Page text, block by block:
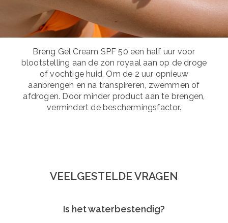
Breng Gel Cream SPF 50 een half uur voor
blootstelling aan de zon royaal aan op de droge
of vochtige huid. Om de 2 uur opnieuw
aanbrengen en na transpireren, zwemmen of
afdrogen. Door minder product aan te brengen,
vermindert de beschermingsfactor.
VEELGESTELDE VRAGEN
Is het waterbestendig?